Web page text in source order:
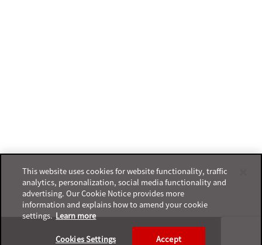
Footer
This website uses cookies for website functionality, traffic
analytics, personalization, social media functionality and
advertising. Our Cookie Notice provides more
information and explains how to amend your cookie
settings. Learn more
Cookies Settings Accept